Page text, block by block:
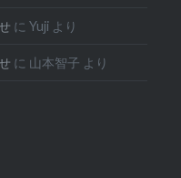
にYuji より
に 山本智子 より